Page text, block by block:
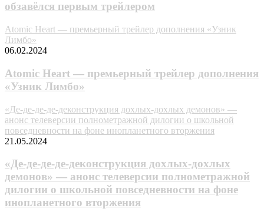
обзавёлся первым трейлером
Atomic Heart — премьерный трейлер дополнения «Узник
Лимбо»
06.02.2024
Atomic Heart — премьерный трейлер дополнения
«Узник Лимбо»
«Де-де-де-де-деконструкция дохлых-дохлых демонов» —
анонс телеверсии полнометражной дилогии о школьной
повседневности на фоне инопланетного вторжения
21.05.2024
«Де-де-де-де-деконструкция дохлых-дохлых
демонов» — анонс телеверсии полнометражной
дилогии о школьной повседневности на фоне
инопланетного вторжения